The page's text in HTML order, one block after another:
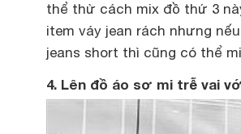
thể thử cách mix đồ thứ 3
item váy jean rách nhưng
jeans short thì cũng có thể
4. Lên đồ áo sơ mi trễ vai